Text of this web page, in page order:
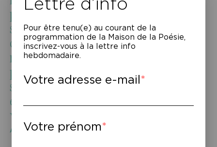
pire comme le meilleur, sauver
sa vie puis l’anéantir, incarne
cette bête tapie en chacun, dont
nous avons besoin pour vivre et
pour créer, et qui demeure notre
seul véritable et inévitable
ennemi. Elle est invisible. J’ai
voulu lui donner un corps. »
Arthur Dreyfus, La troisième main
Pour être tenu(e) au courant de la
programmation de la Maison de la Poésie,
inscrivez-vous à la lettre info
hebdomadaire.
Votre adresse e-mail
Votre prénom